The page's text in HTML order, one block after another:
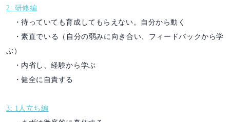
2: 研修編
・待っていても育成してもらえない。自分から動く
・素直でいる（自分の弱みに向き合い、フィードバックから学
ぶ）
・内省し、経験から学ぶ
・健全に自責する
3: 1人立ち編